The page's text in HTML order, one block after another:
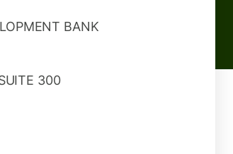
BANK
300